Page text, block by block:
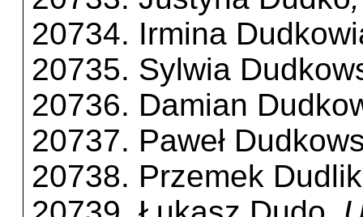
20734. Irmina
20735. Sylwia
20736. Damian
20737. Paweł
20738. Przemek Dudlik